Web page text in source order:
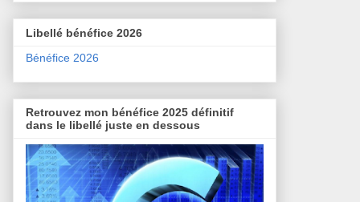
Libellé bénéfice 2026
Bénéfice 2026
Retrouvez mon bénéfice 2025 définitif
dans le libellé juste en dessous